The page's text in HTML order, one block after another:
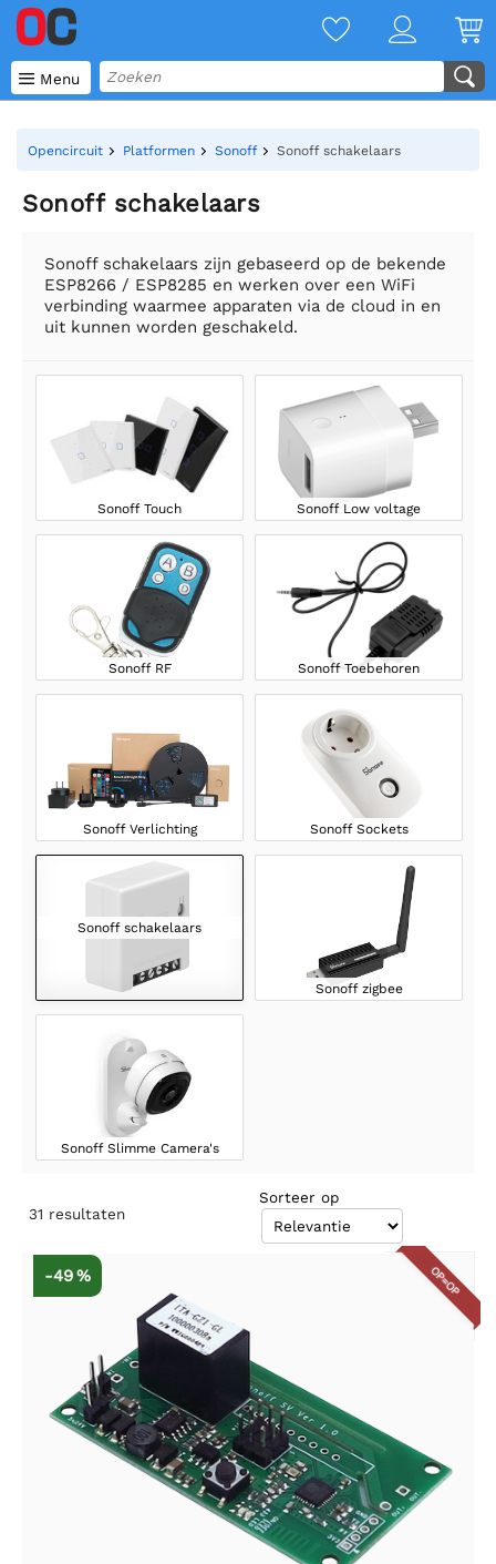
 Menu
Opencircuit Platformen Sonoff Sonoff schakelaars
Sonoff schakelaars
Sonoff schakelaars zijn gebaseerd op de bekende
ESP8266 / ESP8285 en werken over een WiFi
verbinding waarmee apparaten via de cloud in en
uit kunnen worden geschakeld.
Sonoff Touch Sonoff Low voltage
Sonoff RF Sonoff Toebehoren
Sonoff Verlichting Sonoff Sockets
Sonoff schakelaars
Sonoff zigbee
Sonoff Slimme Camera's
31 resultaten
Sorteer op
OP=OP
-49 %